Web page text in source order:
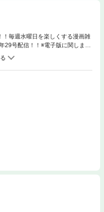
！毎週水曜日を楽しくする漫画雑
29号配信！！※電子版に関しまし
があります。付録も含まれませ
た当時の情報となります。※電
ゼントへの応募、および応募者
ご了承ください。